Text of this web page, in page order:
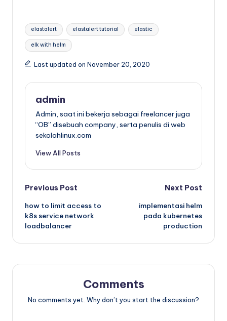
Tags:
elastalert elastalert tutorial elastic
elk with helm
Last updated on November 20, 2020
admin
Admin, saat ini bekerja sebagai freelancer juga
“OB” disebuah company, serta penulis di web
sekolahlinux.com
View All Posts
Post
navigation
Previous Post
how to limit access to
k8s service network
loadbalancer
Next Post
implementasi helm
pada kubernetes
production
Comments
No comments yet. Why don’t you start the discussion?